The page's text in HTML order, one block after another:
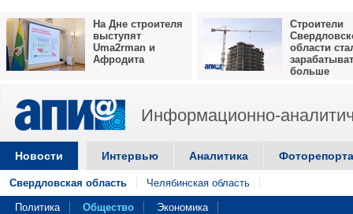
На Дне строителя
выступят
Uma2rman и
Афродита
Строители
области
больше
Информационно-
Новости Интервью Аналитика
Свердловская область Челябинская область
Политика Общество Экономика